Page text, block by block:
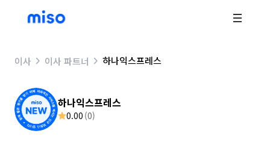
이사 이사 파트너 하나익스프레스
하나익스프레스
0.00 (0)